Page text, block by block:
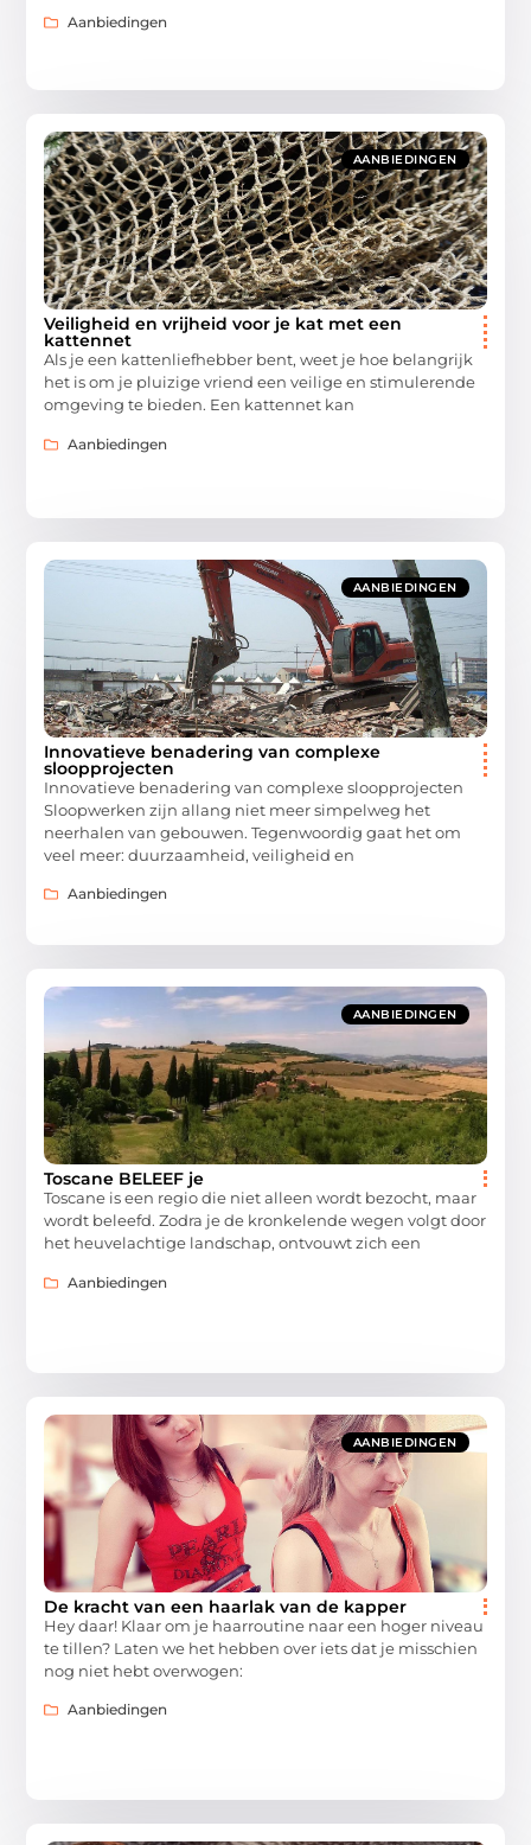
Aanbiedingen
AANBIEDINGEN
Veiligheid en vrijheid voor je kat met een
kattennet
Als je een kattenliefhebber bent, weet je hoe belangrijk
het is om je pluizige vriend een veilige en stimulerende
omgeving te bieden. Een kattennet kan
Aanbiedingen
AANBIEDINGEN
Innovatieve benadering van complexe
sloopprojecten
Innovatieve benadering van complexe sloopprojecten
Sloopwerken zijn allang niet meer simpelweg het
neerhalen van gebouwen. Tegenwoordig gaat het om
veel meer: duurzaamheid, veiligheid en
Aanbiedingen
AANBIEDINGEN
Toscane BELEEF je
Toscane is een regio die niet alleen wordt bezocht, maar
wordt beleefd. Zodra je de kronkelende wegen volgt door
het heuvelachtige landschap, ontvouwt zich een
Aanbiedingen
AANBIEDINGEN
De kracht van een haarlak van de kapper
Hey daar! Klaar om je haarroutine naar een hoger niveau
te tillen? Laten we het hebben over iets dat je misschien
nog niet hebt overwogen:
Aanbiedingen